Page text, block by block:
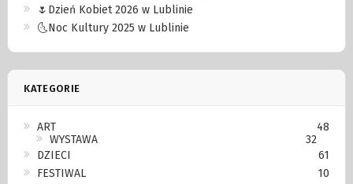
🌷Dzień Kobiet 2026 w Lublinie
🌜Noc Kultury 2025 w Lublinie
KATEGORIE
ART
48
WYSTAWA
32
DZIECI
61
FESTIWAL
10